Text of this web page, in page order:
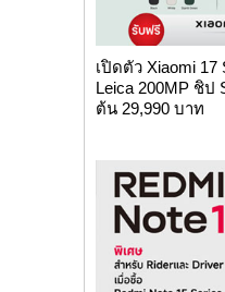
เปิดตัว Xiaomi 17
Leica 200MP ชิป
ต้น 29,990 บาท